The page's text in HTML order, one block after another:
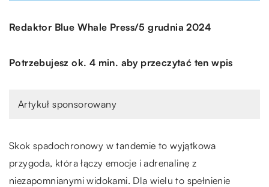
Redaktor Blue Whale Press/5 grudnia 2024
Potrzebujesz ok. 4 min. aby przeczytać ten wpis
Artykuł sponsorowany
Skok spadochronowy w tandemie to wyjątkowa
przygoda, która łączy emocje i adrenalinę z
niezapomnianymi widokami. Dla wielu to spełnienie